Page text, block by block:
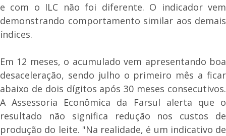
e com o ILC não foi diferente. O indicador vem
demonstrando comportamento similar aos demais
índices.
Em 12 meses, o acumulado vem apresentando boa
desaceleração, sendo julho o primeiro mês a ficar
abaixo de dois dígitos após 30 meses consecutivos.
A Assessoria Econômica da Farsul alerta que o
resultado não significa redução nos custos de
produção do leite. "Na realidade, é um indicativo de